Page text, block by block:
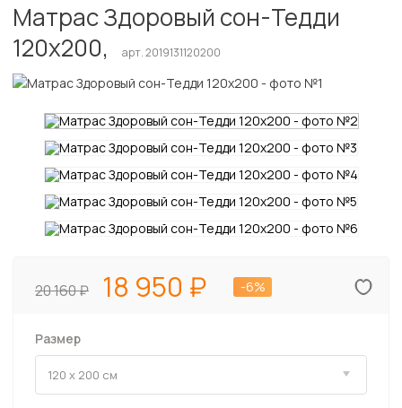
Матрас Здоровый сон-Тедди
120х200,
арт. 2019131120200
20 160 18 950 -6%
Размер